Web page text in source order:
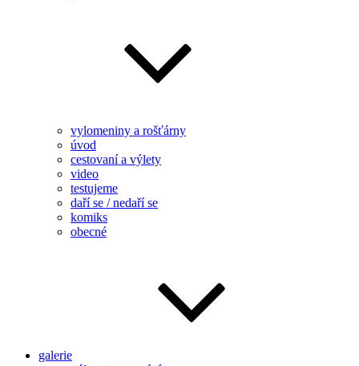
vylomeniny a rošťárny
úvod
cestovaní a výlety
video
testujeme
daří se / nedaří se
komiks
obecné
galerie